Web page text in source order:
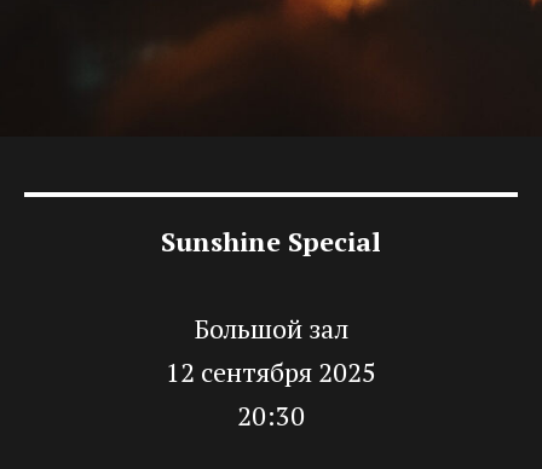
Sunshine Special
Большой зал
12 сентября 2025
20:30